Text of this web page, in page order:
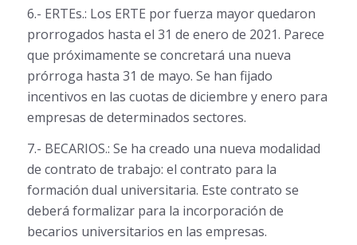
6.- ERTEs.: Los ERTE por fuerza mayor quedaron
prorrogados hasta el 31 de enero de 2021. Parece
que próximamente se concretará una nueva
prórroga hasta 31 de mayo. Se han fijado
incentivos en las cuotas de diciembre y enero para
empresas de determinados sectores.
7.- BECARIOS.: Se ha creado una nueva modalidad
de contrato de trabajo: el contrato para la
formación dual universitaria. Este contrato se
deberá formalizar para la incorporación de
becarios universitarios en las empresas.